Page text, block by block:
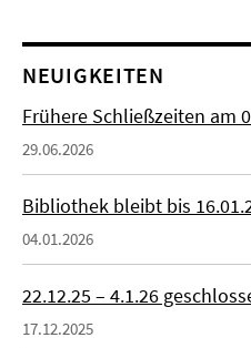
NEUIGKEITEN
Frühere Schließzeiten am
29.06.2026
Bibliothek bleibt bis
04.01.2026
22.12.25 – 4.1.26
17.12.2025